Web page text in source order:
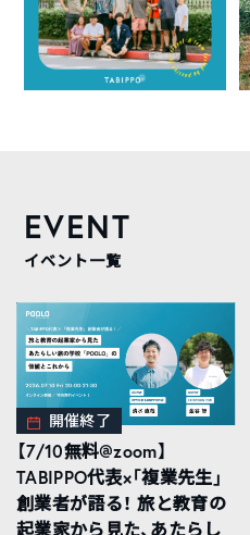
EVENT
イベント一覧
開催終了
【7/10無料@zoom】
TABIPPO代表×「複業先生」
創業者が語る！ 旅と教育の
起業家から見た、あたらし